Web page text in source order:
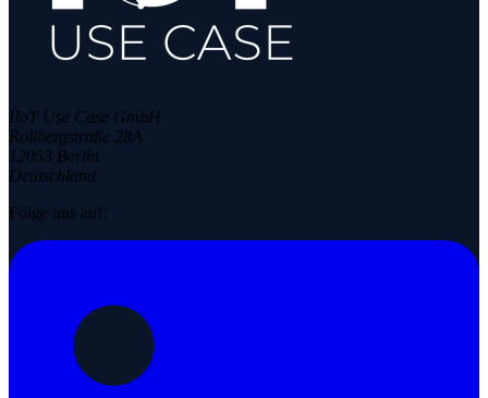
IIoT Use Case GmbH
Rollbergstraße 28A
12053 Berlin
Deutschland
Folge uns auf: